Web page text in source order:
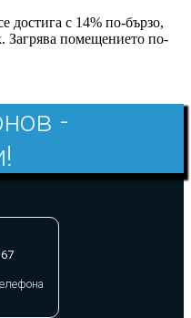
достига с 14% по-бързо,
Загрява помещението по-
-